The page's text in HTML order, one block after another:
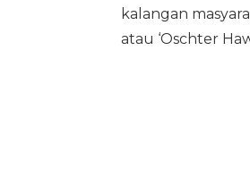
kalangan
atau ‘Oschter